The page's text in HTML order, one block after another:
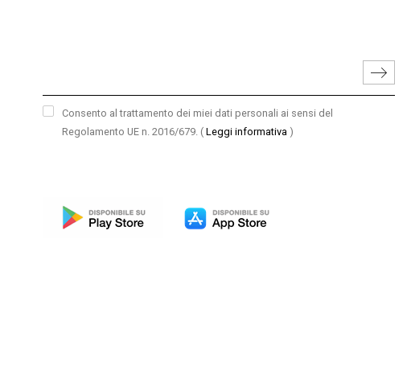
Consento al trattamento dei miei dati personali ai sensi del
Regolamento UE n. 2016/679. ( Leggi informativa )